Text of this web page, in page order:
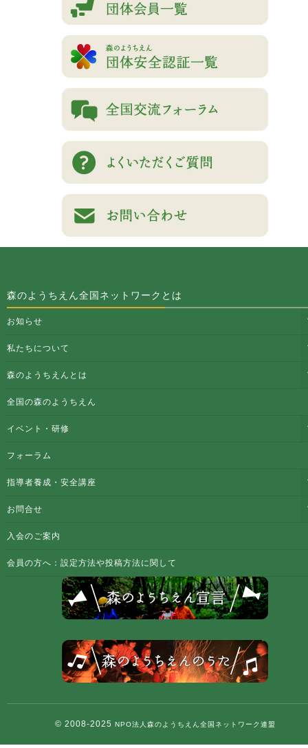
森のようちえん全国ネットワークとは
お知らせ
私たちについて
森のようちえんとは
全国の森のようちえん
イベント・研修
フォーラム
指導者養成・安全講座
お問合せ
入会のご案内
会員の方へ：設定方法や投稿方法に関して
© 2008-2025 NPO法人森のようちえん全国ネットワーク連盟